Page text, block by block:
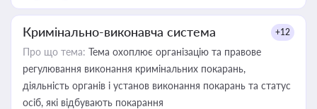
Кримінально-виконавча система +12
Про що тема: Тема охоплює організацію та правове
регулювання виконання кримінальних покарань,
діяльність органів і установ виконання покарань та статус
осіб, які відбувають покарання